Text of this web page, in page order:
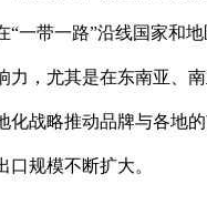
“一带一路”沿线国家和
力，尤其是在东南亚、
化战略推动品牌与各地的
口规模不断扩大。